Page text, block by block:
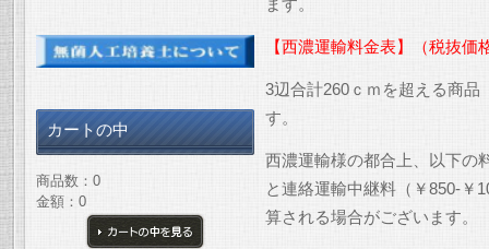
ます。
【西濃運輸料金表】（税抜価
3辺合計260ｃｍを超える商
す。
西濃運輸様の都合上、以下の
と連絡運輸中継料（￥850-￥
算される場合がございます。
カートの中
商品数：0
金額：0